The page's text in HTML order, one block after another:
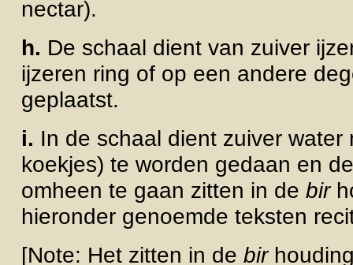
nectar).
h. De schaal dient van zuiver
ijzeren ring of op een andere
geplaatst.
i. In de schaal dient zuiver water
koekjes) te worden gedaan en
omheen te gaan zitten in de bir
hieronder genoemde teksten
[Note: Het zitten in de bir